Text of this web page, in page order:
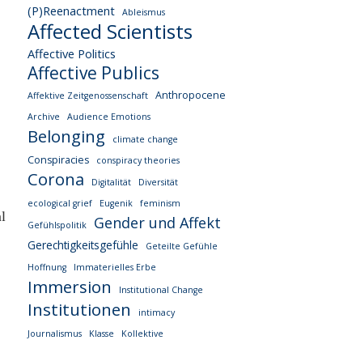
(P)Reenactment Ableismus
Affected Scientists
Affective Politics
Affective Publics
Affektive Zeitgenossenschaft Anthropocene
Archive Audience Emotions
Belonging climate change
Conspiracies conspiracy theories
Corona Digitalität
Diversität
ecological grief
Eugenik
feminism
Gefühlspolitik
Gender und Affekt
Gerechtigkeitsgefühle
Geteilte Gefühle
Hoffnung
Immaterielles Erbe
Immersion Institutional Change
Institutionen
intimacy
Journalismus
Klasse Kollektive